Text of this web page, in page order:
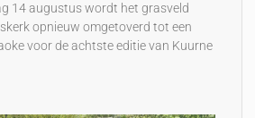
14 augustus wordt het grasveld
opnieuw omgetoverd tot een
voor de achtste editie van Kuurne